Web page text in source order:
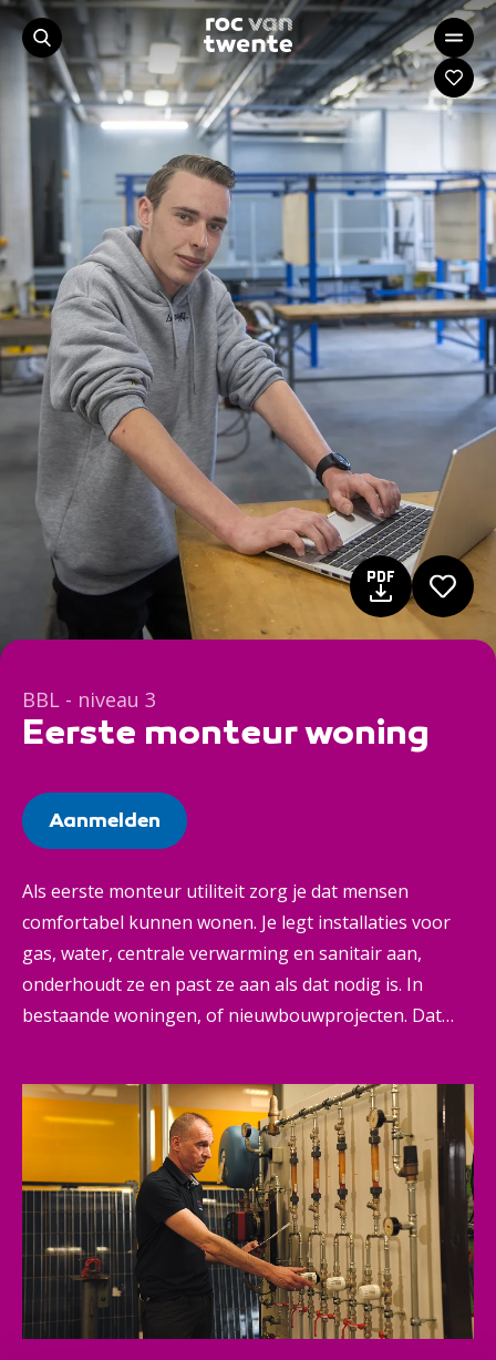
BBL - niveau 3
Eerste monteur woning
Aanmelden
Als eerste monteur utiliteit zorg je dat mensen
comfortabel kunnen wonen. Je legt installaties voor
gas, water, centrale verwarming en sanitair aan,
onderhoudt ze en past ze aan als dat nodig is. In
bestaande woningen, of nieuwbouwprojecten. Dat
goed, veilig en op tijd gebeurt. Een belangrijke rol